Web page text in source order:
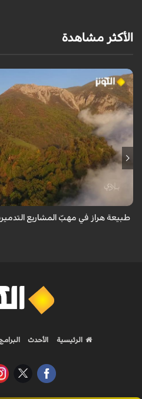
الأكثر مشاهدة
من قلب طبيعة هراز التي كانت يوماً من
المعد من كارثة بيئية: "وحش الأعمال
طبيعة هراز في مهبّ المشاريع
الرئيسية الأحدث البرامج